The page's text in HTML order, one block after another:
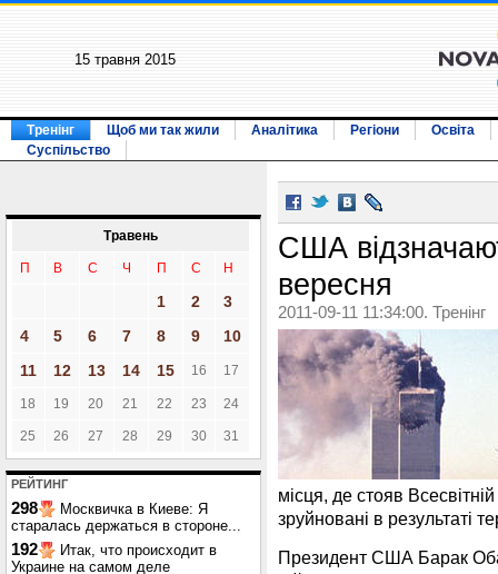
15 травня 2015
Тренінг Щоб ми так жили Аналітика Регіони
Освіта
Суспільство
Травень
П В С Ч П С Н
1 2
3
4
5 6 7 8 9
10
11
12 13 14 15 16 17
18 19 20 21 22 23 24
25 26 27 28 29 30 31
РЕЙТИНГ
298
Москвичка в Киеве: Я
старалась держаться в стороне...
192
Итак, что происходит в
Украине на самом деле
США
вересня
2011-09-11 11:34:00. Тренінг
місця, де стояв
зруйновані в результаті
Президент США Барак